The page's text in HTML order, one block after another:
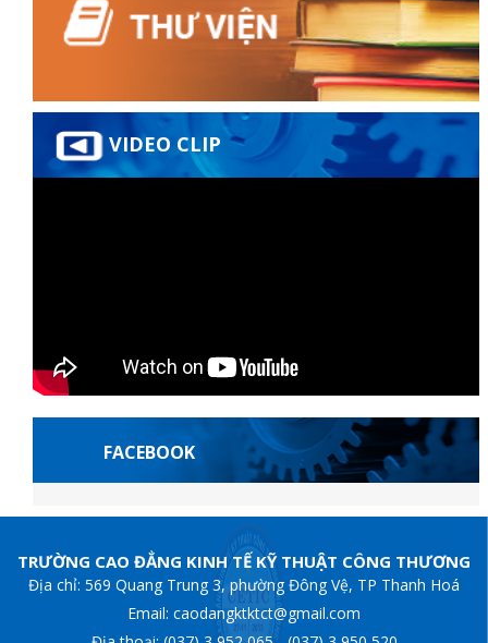
VIDEO CLIP
FACEBOOK
TRƯỜNG CAO ĐẲNG KINH TẾ KỸ THUẬT CÔNG THƯƠNG
Địa chỉ: 569 Quang Trung 3, phường Đông Vệ, TP Thanh Hoá
Email: caodangktktct@gmail.com
casibom girişCasibom